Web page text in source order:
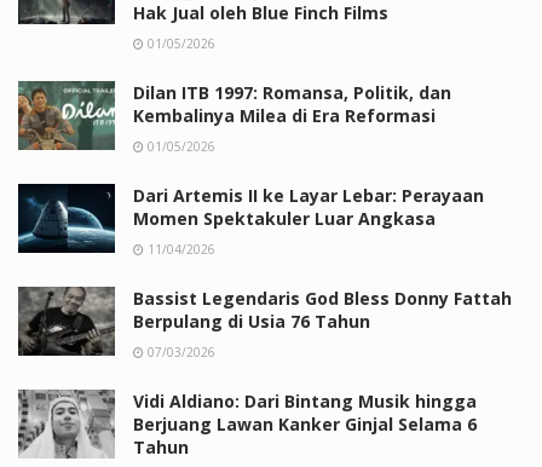
Hak Jual oleh Blue Finch Films
01/05/2026
Dilan ITB 1997: Romansa, Politik, dan
Kembalinya Milea di Era Reformasi
01/05/2026
Dari Artemis II ke Layar Lebar: Perayaan
Momen Spektakuler Luar Angkasa
11/04/2026
Bassist Legendaris God Bless Donny Fattah
Berpulang di Usia 76 Tahun
07/03/2026
Vidi Aldiano: Dari Bintang Musik hingga
Berjuang Lawan Kanker Ginjal Selama 6
Tahun